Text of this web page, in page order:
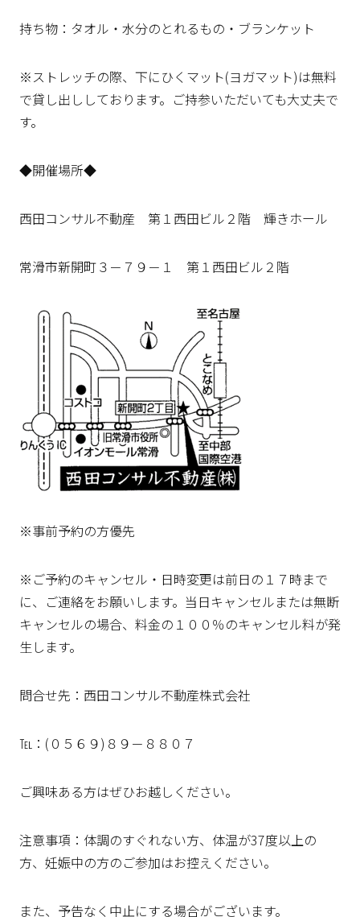
持ち物：タオル・水分のとれるもの・ブランケット
※ストレッチの際、下にひくマット(ヨガマット)は無料
で貸し出ししております。ご持参いただいても大丈夫で
す。
◆開催場所◆
西田コンサル不動産 第１西田ビル２階 輝きホール
常滑市新開町３－７９－１ 第１西田ビル２階
※事前予約の方優先
※ご予約のキャンセル・日時変更は前日の１７時まで
に、ご連絡をお願いします。当日キャンセルまたは無断
キャンセルの場合、料金の１００％のキャンセル料が発
生します。
問合せ先：西田コンサル不動産株式会社
℡：(０５６９)８９－８８０７
ご興味ある方はぜひお越しください。
注意事項：体調のすぐれない方、体温が37度以上の
方、妊娠中の方のご参加はお控えください。
また、予告なく中止にする場合がございます。